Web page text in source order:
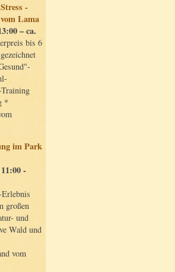
-
Lama
– ca.
bis 6
*
im Park
-
großen
und
Wald und
vom